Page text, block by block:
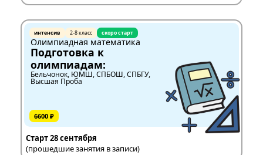
интенсив 2-8 класс скоро старт
Олимпиадная математика
Подготовка к
олимпиадам:
Бельчонок, ЮМШ, СПБОШ, СПБГУ,
Высшая Проба
6600 ₽
Старт 28 сентября
(прошедшие занятия в записи)